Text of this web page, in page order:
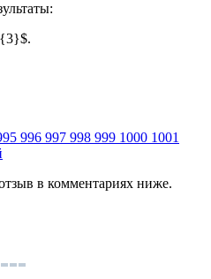
996 997 998 999 1000 1001
в комментариях ниже.